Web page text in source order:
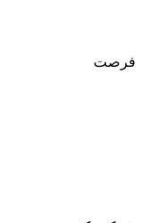
فرصت